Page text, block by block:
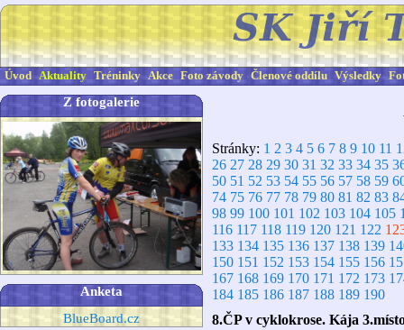
Úvod Aktuality Tréninky Akce Foto závody Členové oddílu Výsledky
Z fotogalerie
Anketa
BlueBoard.cz
Stránky: 1 2 3 4 5 6 7 8 9 10 11
26 27 28 29 30 31 32 33 34 35
50 51 52 53 54 55 56 57 58 59
74 75 76 77 78 79 80 81 82 83
98 99 100 101 102 103 104 105
116 117 118 119 120 121 122
133 134 135 136 137 138 139
150 151 152 153 154 155 156
167 168 169 170 171 172 173
184 185 186 187 188 189 190
8.ČP v cyklokrose. Kája